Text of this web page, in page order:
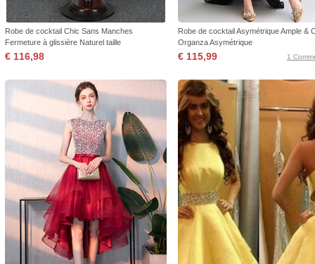
Robe de cocktail Chic Sans Manches
Fermeture à glissière Naturel taille
€ 116,98
Robe de cocktail Asymétrique Ample &
Organza Asymétrique
€ 115,99 1